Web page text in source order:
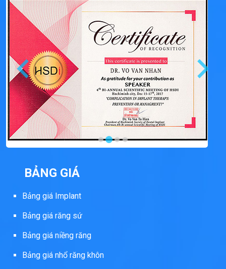
BẢNG GIÁ
Bảng giá Implant
Bảng giá răng sứ
Bảng giá niềng răng
Bảng giá nhổ răng khôn